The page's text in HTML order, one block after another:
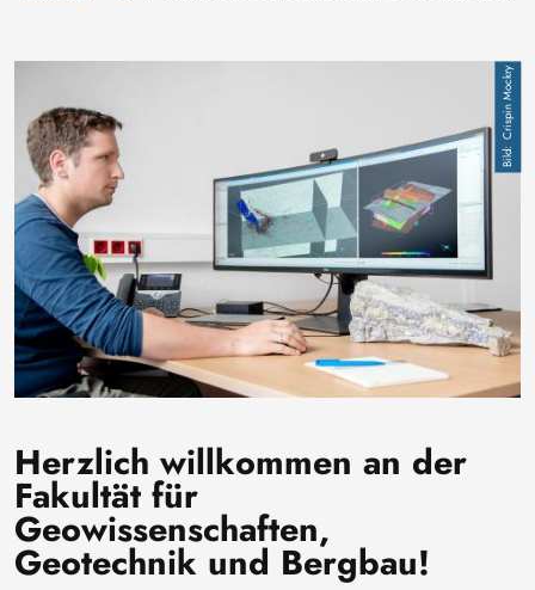
Crispin Mockry
Herzlich willkommen an der
Fakultät für
Geowissenschaften,
Geotechnik und Bergbau!